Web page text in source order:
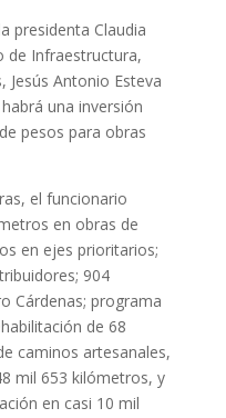
presidenta Claudia
de Infraestructura,
Jesús Antonio Esteva
una inversión
pesos para obras
el funcionario
en obras de
en ejes prioritarios;
904
Cárdenas; programa
de 68
caminos artesanales,
mil 653 kilómetros, y
en casi 10 mil